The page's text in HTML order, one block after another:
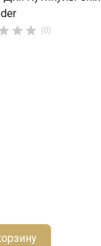
  (0)